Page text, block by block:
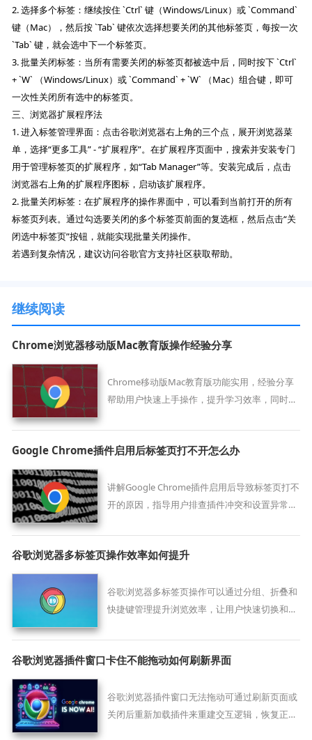
2. 选择多个标签：继续按住 `Ctrl` 键（Windows/Linux）或 `Command`
键（Mac），然后按 `Tab` 键依次选择想要关闭的其他标签页，每按一次
`Tab` 键，就会选中下一个标签页。
3. 批量关闭标签：当所有需要关闭的标签页都被选中后，同时按下 `Ctrl`
+ `W` （Windows/Linux）或 `Command` + `W` （Mac）组合键，即可
一次性关闭所有选中的标签页。
三、浏览器扩展程序法
1. 进入标签管理界面：点击谷歌浏览器右上角的三个点，展开浏览器菜
单，选择“更多工具” - “扩展程序”。在扩展程序页面中，搜索并安装专门
用于管理标签页的扩展程序，如“Tab Manager”等。安装完成后，点击
浏览器右上角的扩展程序图标，启动该扩展程序。
2. 批量关闭标签：在扩展程序的操作界面中，可以看到当前打开的所有
标签页列表。通过勾选要关闭的多个标签页前面的复选框，然后点击“关
闭选中标签页”按钮，就能实现批量关闭操作。
若遇到复杂情况，建议访问谷歌官方支持社区获取帮助。
继续阅读
Chrome浏览器移动版Mac教育版操作经验分享
Chrome移动版Mac教育版功能实用，经验分享
帮助用户快速上手操作，提升学习效率，同时保
Google Chrome插件启用后标签页打不开怎么办
讲解Google Chrome插件启用后导致标签页打不
开的原因，指导用户排查插件冲突和设置异常，
览器的正常使用体验。
谷歌浏览器多标签页操作效率如何提升
谷歌浏览器多标签页操作可以通过分组、折叠和
快捷键管理提升浏览效率，让用户快速切换和访
谷歌浏览器插件窗口卡住不能拖动如何刷新界面
谷歌浏览器插件窗口无法拖动可通过刷新页面或
关闭后重新加载插件来重建交互逻辑，恢复正常